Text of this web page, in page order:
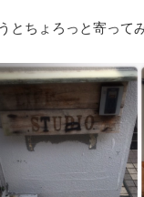
ちょろっと寄って